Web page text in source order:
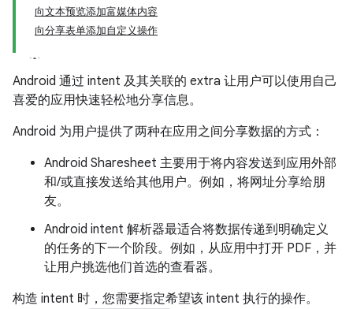
向文本预览添加富媒体内容
向分享表单添加自定义操作
Android 通过 intent 及其关联的 extra 让用户可以使用自己
喜爱的应用快速轻松地分享信息。
Android 为用户提供了两种在应用之间分享数据的方式：
Android Sharesheet 主要用于将内容发送到应用外部
和/或直接发送给其他用户。例如，将网址分享给朋
友。
Android intent 解析器最适合将数据传递到明确定义
的任务的下一个阶段。例如，从应用中打开 PDF，并
让用户挑选他们首选的查看器。
构造 intent 时，您需要指定希望该 intent 执行的操作。